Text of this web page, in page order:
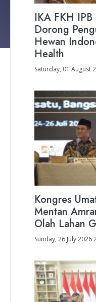
IKA FKH
Dorong
Hewan
Health
Saturday, 01 August
Kongres
Mentan
Olah Lahan
Sunday, 26 July 2026